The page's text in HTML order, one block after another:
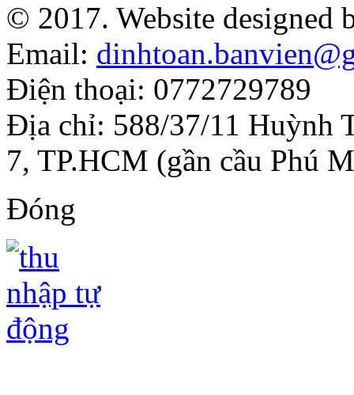
© 2017. Website designed
Email:
Điện thoại: 0772729789
Địa chỉ: 588/37/11 Huỳnh
7, TP.HCM (gần cầu Phú
Đóng